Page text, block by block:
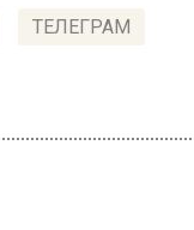
ТЕЛЕГРАМ